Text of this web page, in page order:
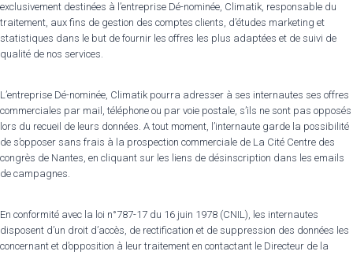
exclusivement destinées à l’entreprise Dé-nominée, Climatik, responsable du
traitement, aux fins de gestion des comptes clients, d’études marketing et
statistiques dans le but de fournir les offres les plus adaptées et de suivi de
qualité de nos services.
L’entreprise Dé-nominée, Climatik pourra adresser à ses internautes ses offres
commerciales par mail, téléphone ou par voie postale, s’ils ne sont pas opposés
lors du recueil de leurs données. A tout moment, l’internaute garde la possibilité
de s’opposer sans frais à la prospection commerciale de La Cité Centre des
congrès de Nantes, en cliquant sur les liens de désinscription dans les emails
de campagnes.
En conformité avec la loi n°787-17 du 16 juin 1978 (CNIL), les internautes
disposent d’un droit d’accès, de rectification et de suppression des données les
concernant et d’opposition à leur traitement en contactant le Directeur de la